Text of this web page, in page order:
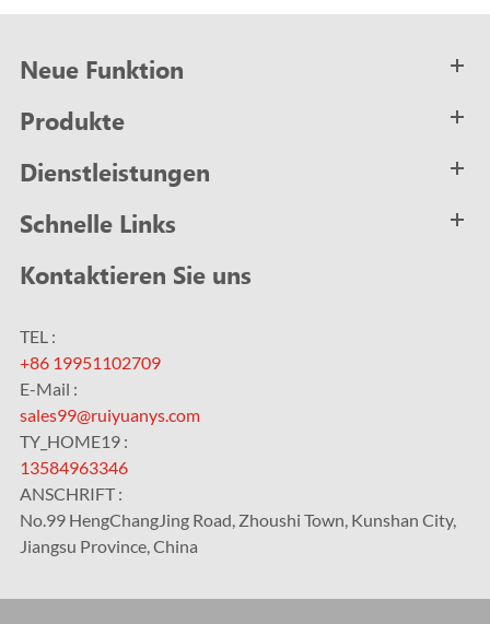
Neue Funktion
Produkte
Dienstleistungen
Schnelle Links
Kontaktieren Sie uns
TEL :
+86 19951102709
E-Mail :
sales99@ruiyuanys.com
TY_HOME19 :
13584963346
ANSCHRIFT :
No.99 HengChangJing Road, Zhoushi Town, Kunshan City,
Jiangsu Province, China